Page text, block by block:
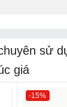
sử
giá
-15%